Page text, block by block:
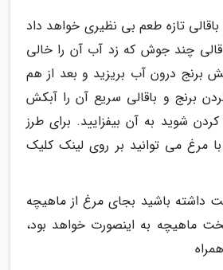
باقالی تازه طعم بی نظیری خواهد داد
چند جوش که زد آب آن را خالی
برنج درون آب بریزید و بعد از هم
برنج و باقالی سریع آن را آبکش
شوید به آن بیفزایید. برای طرز
با مرغ می توانید بر روی لینک کلیک
داشته باشید بجای مرغ از ماهیچه
ماهیچه به اینصورت خواهد بود،